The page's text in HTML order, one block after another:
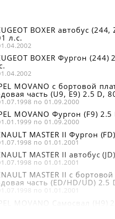
BOXER автобус
л.с.
BOXER Фургон (244)
MOVANO c бортовой
часть (U9, E9) 2.5 D,
по 01.09.2000
MOVANO Фургон (F9) 2.5
по 01.09.2000
MASTER II Фургон
по 01.01.2001
MASTER II автобус
по 01.01.2001
MASTER II c
часть (ED/HD/UD) 2.5
по 01.01.2001
MOVANO Самосвал (H9)